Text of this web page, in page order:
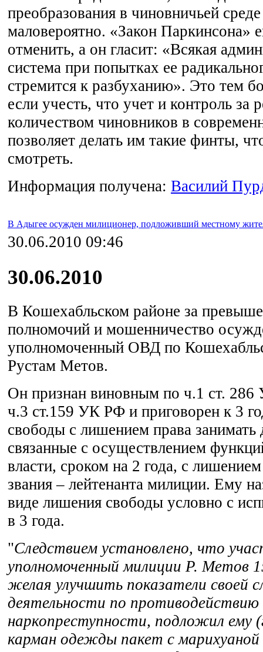
преобразования в чиновничьей
маловероятно. «Закон Паркинсона»
отменить, а он гласит: «Всякая
система при попытках ее
стремится к разбуханию». Это тем
если учесть, что учет и контроль за
количеством чиновников в
позволяет делать им такие финты,
смотреть.
Информация получена: Василий
В Адыгее осужден милиционер, подложивший местному
30.06.2010 09:46
30.06.2010
В Кошехабльском районе за
полномочий и мошенничество
уполномоченный ОВД по
Рустам Метов.
Он признан виновным по ч.1 ст.
ч.3 ст.159 УК РФ и приговорен к 3
свободы с лишением права
связанные с осуществлением
власти, сроком на 2 года, с
звания – лейтенанта милиции. Ему
виде лишения свободы условно с
в 3 года.
"Следствием установлено, что
уполномоченный милиции Р. Метов
желая улучшить показатели своей
деятельности по противодействию
наркопреступности, подложил ему
карман одежды пакет с марихуаной